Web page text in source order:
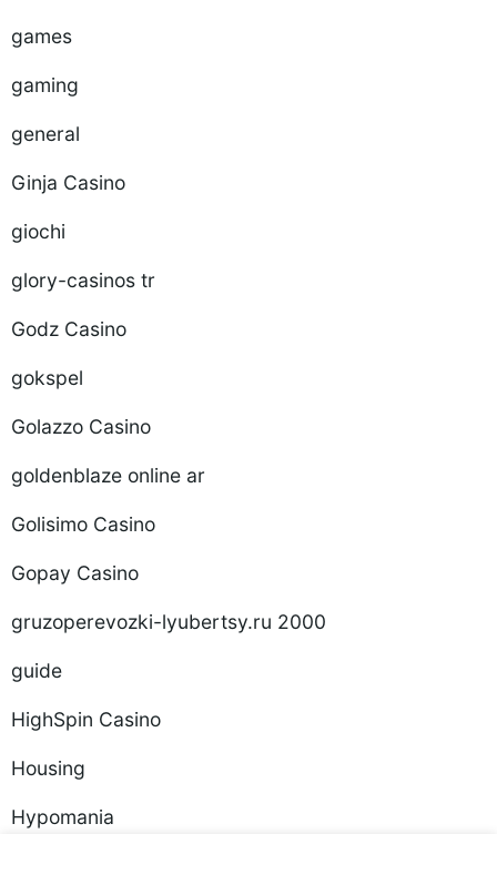
games
gaming
general
Ginja Casino
giochi
glory-casinos tr
Godz Casino
gokspel
Golazzo Casino
goldenblaze online ar
Golisimo Casino
Gopay Casino
gruzoperevozki-lyubertsy.ru 2000
guide
HighSpin Casino
Housing
Hypomania